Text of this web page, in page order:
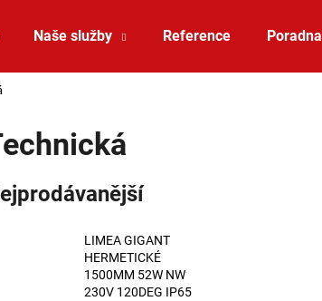
Naše služby Reference Poradna
LIMEA GIGANT
HERMETICKÉ
1500MM 52W NW
230V 120DEG IP65
Doporučujeme